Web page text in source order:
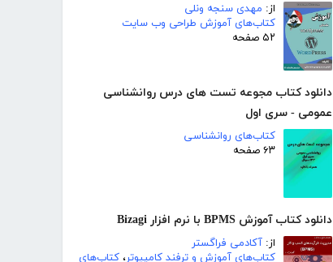
از: مهدی سنجه ونلی
کتاب‌های آموزش طراحی وب سایت
۵۲ صفحه
دانلود کتاب مجوعه تست های درس روانشناسی
عمومی - سری اول
کتاب‌های روانشناسی
۶۳ صفحه
دانلود کتاب آموزش BPMS با نرم افزار Bizagi
از: آکادمی فراگستر
کتاب‌های آموزش و ترفند کامپیوتر، کتاب‌های